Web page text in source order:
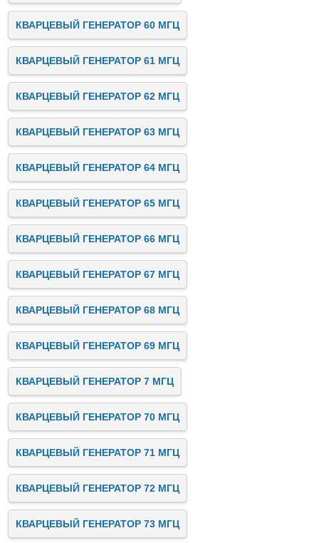
КВАРЦЕВЫЙ ГЕНЕРАТОР 60 МГЦ
КВАРЦЕВЫЙ ГЕНЕРАТОР 61 МГЦ
КВАРЦЕВЫЙ ГЕНЕРАТОР 62 МГЦ
КВАРЦЕВЫЙ ГЕНЕРАТОР 63 МГЦ
КВАРЦЕВЫЙ ГЕНЕРАТОР 64 МГЦ
КВАРЦЕВЫЙ ГЕНЕРАТОР 65 МГЦ
КВАРЦЕВЫЙ ГЕНЕРАТОР 66 МГЦ
КВАРЦЕВЫЙ ГЕНЕРАТОР 67 МГЦ
КВАРЦЕВЫЙ ГЕНЕРАТОР 68 МГЦ
КВАРЦЕВЫЙ ГЕНЕРАТОР 69 МГЦ
КВАРЦЕВЫЙ ГЕНЕРАТОР 7 МГЦ
КВАРЦЕВЫЙ ГЕНЕРАТОР 70 МГЦ
КВАРЦЕВЫЙ ГЕНЕРАТОР 71 МГЦ
КВАРЦЕВЫЙ ГЕНЕРАТОР 72 МГЦ
КВАРЦЕВЫЙ ГЕНЕРАТОР 73 МГЦ